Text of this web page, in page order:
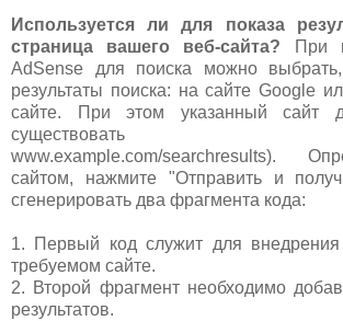
Используется ли для показа
страница вашего веб-сайта? При
AdSense для поиска можно
результаты поиска: на сайте Google
сайте. При этом указанный сайт
существовать
www.example.com/searchresults).
сайтом, нажмите "Отправить и
сгенерировать два фрагмента кода:
1. Первый код служит для
требуемом сайте.
2. Второй фрагмент необходимо
результатов.